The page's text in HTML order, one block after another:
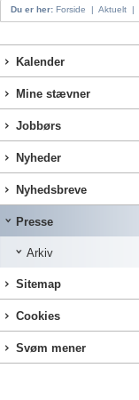
Du er her: Forside | Aktuelt |
Kalender
Mine stævner
Jobbørs
Nyheder
Nyhedsbreve
Presse
Arkiv
Sitemap
Cookies
Svøm mener